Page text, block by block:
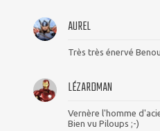
AUREL
Très très énervé
LÉZARDMAN
Vernère l'homme
Bien vu Piloups ;-)